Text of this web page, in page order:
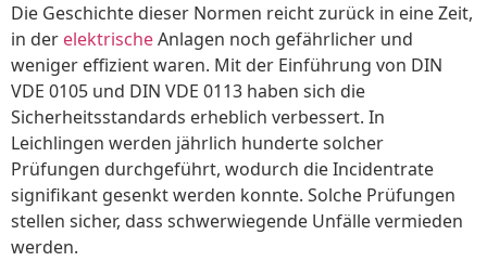
Die Geschichte dieser Normen reicht zurück in eine Zeit,
in der elektrischeAnlagen noch gefährlicher und
weniger effizient waren. Mit der Einführung von DIN
VDE 0105 und DIN VDE 0113 haben sich die
Sicherheitsstandards erheblich verbessert. In
Leichlingen werden jährlich hunderte solcher
Prüfungen durchgeführt, wodurch die Incidentrate
signifikant gesenkt werden konnte. Solche Prüfungen
stellen sicher, dass schwerwiegende Unfälle vermieden
werden.